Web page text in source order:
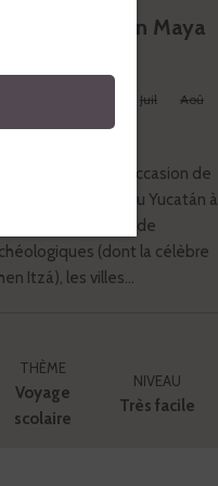
- Immersion Maya
Juil
Aoû
Déc
au Mexique est l’occasion de
de la province du Yucatán à
Découvrez de
(dont la célèbre
Itzá), les villes...
THÈME
Voyage
scolaire
NIVEAU
Très facile